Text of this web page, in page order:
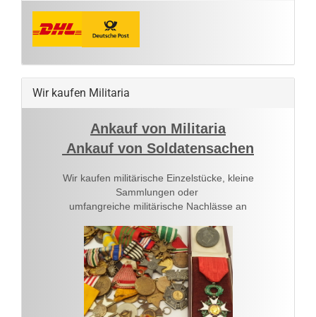
Wir kaufen Militaria
Ankauf von Militaria
Ankauf von Soldatensachen
Wir kaufen militärische Einzelstücke, kleine
Sammlungen oder
umfangreiche militärische Nachlässe an